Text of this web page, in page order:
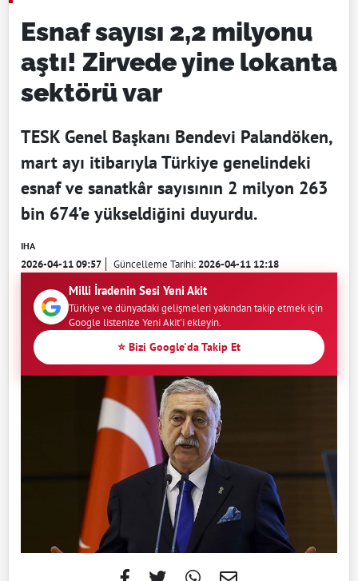
Esnaf sayısı 2,2 milyonu
aştı! Zirvede yine lokanta
sektörü var
TESK Genel Başkanı Bendevi Palandöken,
mart ayı itibarıyla Türkiye genelindeki
esnaf ve sanatkâr sayısının 2 milyon 263
bin 674’e yükseldiğini duyurdu.
IHA
2026-04-11 09:57 Güncelleme Tarihi:2026-04-11 12:18
Milli İradenin Sesi Yeni Akit
Türkiye ve dünyadaki gelişmeleri yakından takip etmek için
Google listenize Yeni Akit'i ekleyin.
⭐ Bizi Google'da Takip Et